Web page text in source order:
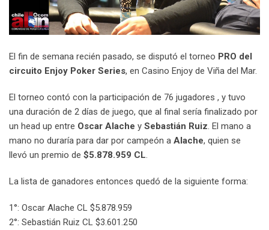
El fin de semana recién pasado, se disputó el torneo PRO del
circuito Enjoy Poker Series, en Casino Enjoy de Viña del Mar.
El torneo contó con la participación de 76 jugadores , y tuvo
una duración de 2 días de juego, que al final sería finalizado por
un head up entre Oscar Alache y Sebastián Ruiz. El mano a
mano no duraría para dar por campeón a Alache, quien se
llevó un premio de $5.878.959 CL.
La lista de ganadores entonces quedó de la siguiente forma:
1°: Oscar Alache CL $5.878.959
2°: Sebastián Ruiz CL $3.601.250